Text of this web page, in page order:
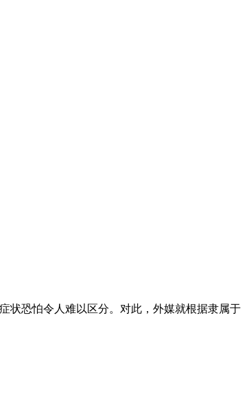
状恐怕令人难以区分。对此，外媒就根据隶属于